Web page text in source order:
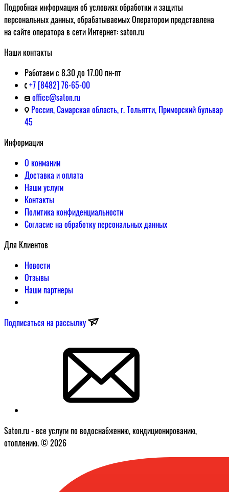
Подробная информация об условиях обработки и защиты
персональных данных, обрабатываемых Оператором представлена
на сайте оператора в сети Интернет: saton.ru
Наши контакты
Работаем с 8.30 до 17.00 пн-пт
+7 [8482] 76-65-00
office@saton.ru
Россия, Самарская область, г. Тольятти, Приморский бульвар
45
Информация
О конмании
Доставка и оплата
Наши услуги
Контакты
Политика конфиденциальности
Согласие на обработку персональных данных
Для Клиентов
Новости
Отзывы
Наши партнеры
Подписаться на рассылку
Saton.ru - все услуги по водоснабжению, кондиционированию,
отоплению. © 2026